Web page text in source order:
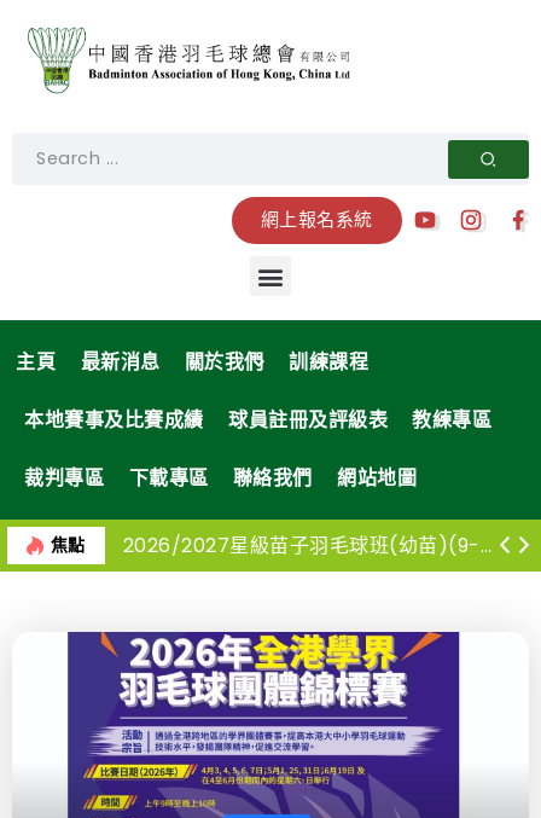
網上報名系統
主頁 最新消息 關於我們 訓練課程
本地賽事及比賽成績 球員註冊及評級表 教練專區
裁判專區 下載專區 聯絡我們 網站地圖
焦點 2026/2027星級苗子羽毛球班(幼苗)(9-12月)